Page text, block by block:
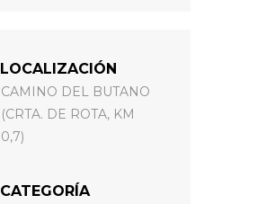
LOCALIZACIÓN
CAMINO DEL BUTANO
(CRTA. DE ROTA, KM
0,7)
CATEGORÍA